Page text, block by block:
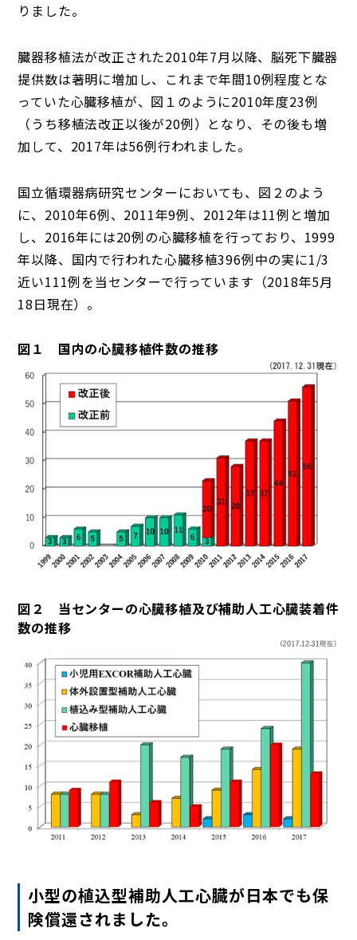
りました。
臓器移植法が改正された2010年7月以降、脳死下臓器
提供数は著明に増加し、これまで年間10例程度とな
っていた心臓移植が、図１のように2010年度23例
（うち移植法改正以後が20例）となり、その後も増
加して、2017年は56例行われました。
国立循環器病研究センターにおいても、図２のよう
に、2010年6例、2011年9例、2012年は11例と増加
し、2016年には20例の心臓移植を行っており、1999
年以降、国内で行われた心臓移植396例中の実に1/3
近い111例を当センターで行っています（2018年5月
18日現在）。
図１ 国内の心臓移植件数の推移
図２ 当センターの心臓移植及び補助人工心臓装着件
数の推移
小型の植込型補助人工心臓が日本でも保
険償還されました。